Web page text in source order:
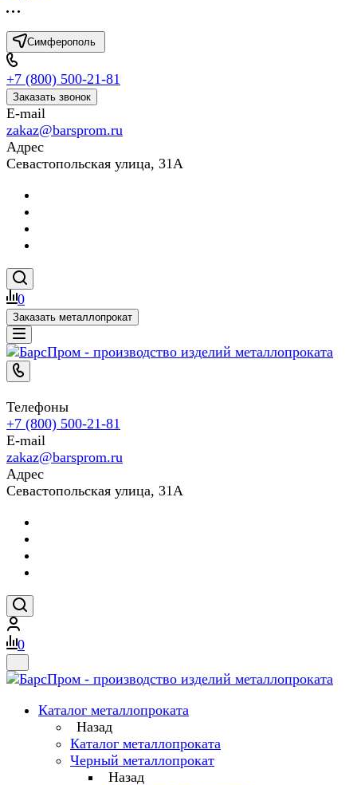
Симферополь
+7 (800) 500-21-81
Заказать звонок
E-mail
zakaz@barsprom.ru
Адрес
Севастопольская улица, 31А
0
Заказать металлопрокат
Телефоны
+7 (800) 500-21-81
E-mail
zakaz@barsprom.ru
Адрес
Севастопольская улица, 31А
0
Каталог металлопроката
Назад
Каталог металлопроката
Черный металлопрокат
Назад